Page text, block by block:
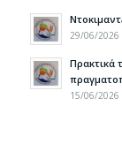
29/06/2026
Πρακτικά
15/06/2026